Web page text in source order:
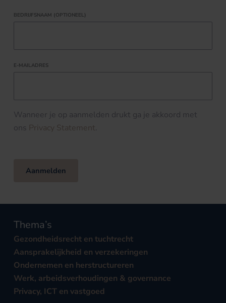
BEDRIJFSNAAM (OPTIONEEL)
E-MAILADRES
Wanneer je op aanmelden drukt ga je akkoord met
ons Privacy Statement.
Aanmelden
Thema’s
Gezondheidsrecht en tuchtrecht
Aansprakelijkheid en verzekeringen
Ondernemen en herstructureren
Werk, arbeidsverhoudingen & governance
Privacy, ICT en vastgoed